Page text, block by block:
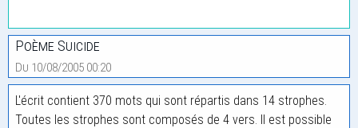
Poème Suicide
Du 10/08/2005 00:20
L'écrit contient 370 mots qui sont répartis dans 14 strophes.
Toutes les strophes sont composés de 4 vers. Il est possible